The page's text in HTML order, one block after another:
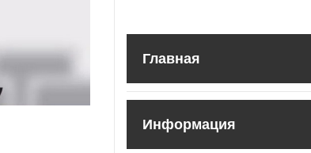
Главная
Информация